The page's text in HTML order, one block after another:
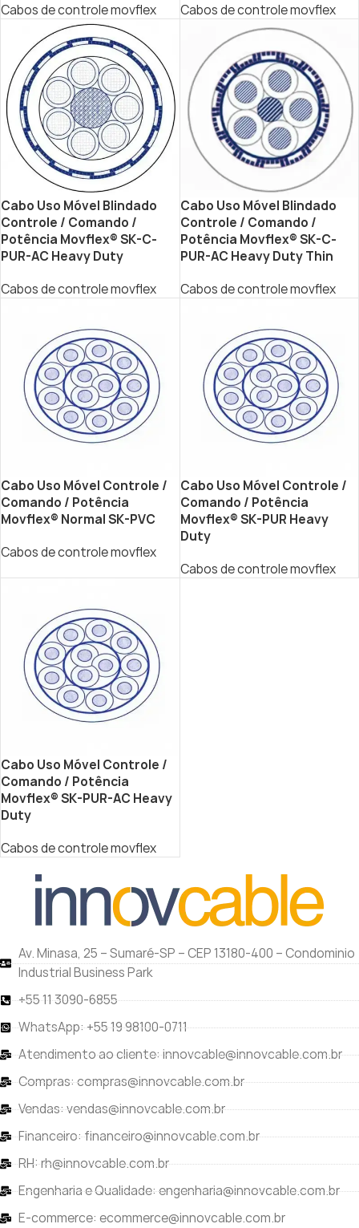
Cabos de controle movflex Cabos de controle movflex
Cabo Uso Móvel Blindado
Controle / Comando /
Potência Movflex® SK-C-
PUR-AC Heavy Duty
Cabos de controle movflex
Cabo Uso Móvel Blindado
Controle / Comando /
Potência Movflex® SK-C-
PUR-AC Heavy Duty Thin
Cabos de controle movflex
Cabo Uso Móvel Controle /
Comando / Potência
Movflex® Normal SK-PVC
Cabos de controle movflex
Cabo Uso Móvel Controle /
Comando / Potência
Movflex® SK-PUR Heavy
Duty
Cabos de controle movflex
Cabo Uso Móvel Controle /
Comando / Potência
Movflex® SK-PUR-AC Heavy
Duty
Cabos de controle movflex
Av. Minasa, 25 – Sumaré-SP – CEP 13180-400 – Condominio
Industrial Business Park
+55 11 3090-6855
WhatsApp: +55 19 98100-0711
Atendimento ao cliente: innovcable@innovcable.com.br
Compras: compras@innovcable.com.br
Vendas: vendas@innovcable.com.br
Financeiro: financeiro@innovcable.com.br
RH: rh@innovcable.com.br
Engenharia e Qualidade: engenharia@innovcable.com.br
E-commerce: ecommerce@innovcable.com.br